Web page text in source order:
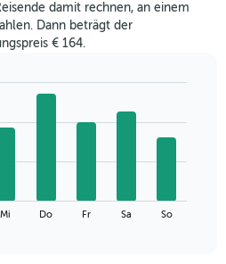
damit rechnen, an einem
Dann beträgt der
€ 164.
Mi Do Fr Sa So